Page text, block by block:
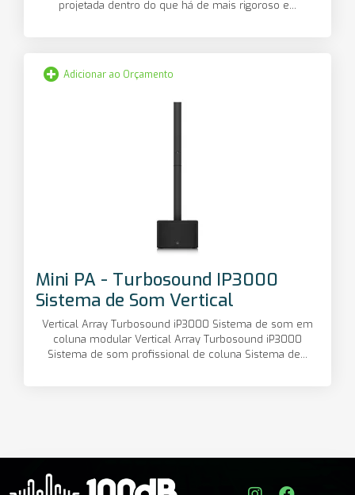
projetada dentro do que há de mais rigoroso e...
Adicionar ao Orçamento
Mini PA - Turbosound IP3000
Sistema de Som Vertical
Vertical Array Turbosound iP3000 Sistema de som em
coluna modular Vertical Array Turbosound iP3000
Sistema de som profissional de coluna Sistema de...